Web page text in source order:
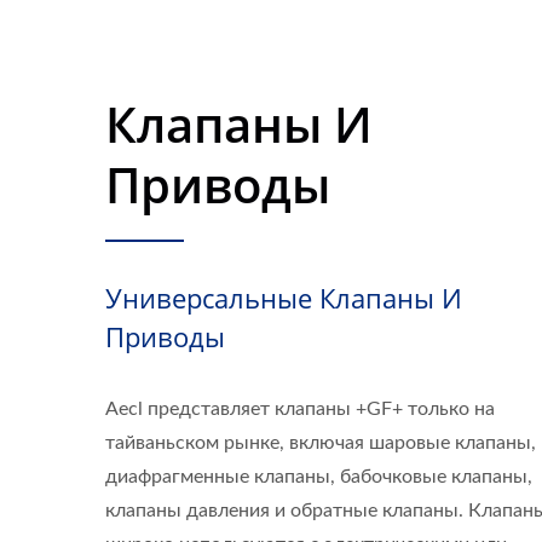
Клапаны И
Приводы
Универсальные Клапаны И
Приводы
Aecl представляет клапаны +GF+ только на
тайваньском рынке, включая шаровые клапаны,
диафрагменные клапаны, бабочковые клапаны,
клапаны давления и обратные клапаны.